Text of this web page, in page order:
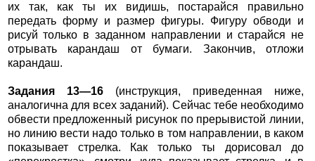
их так, как ты их видишь, постарайся правильно
передать форму и размер фигуры. Фигуру обводи и
рисуй только в заданном направлении и старайся не
отрывать карандаш от бумаги. Закончив, отложи
карандаш.
Задания 13—16(инструкция, приведенная ниже,
аналогична для всех заданий). Сейчас тебе необходимо
обвести предложенный рисунок по прерывистой линии,
но линию вести надо только в том направлении, в каком
показывает стрелка. Как только ты дорисовал до